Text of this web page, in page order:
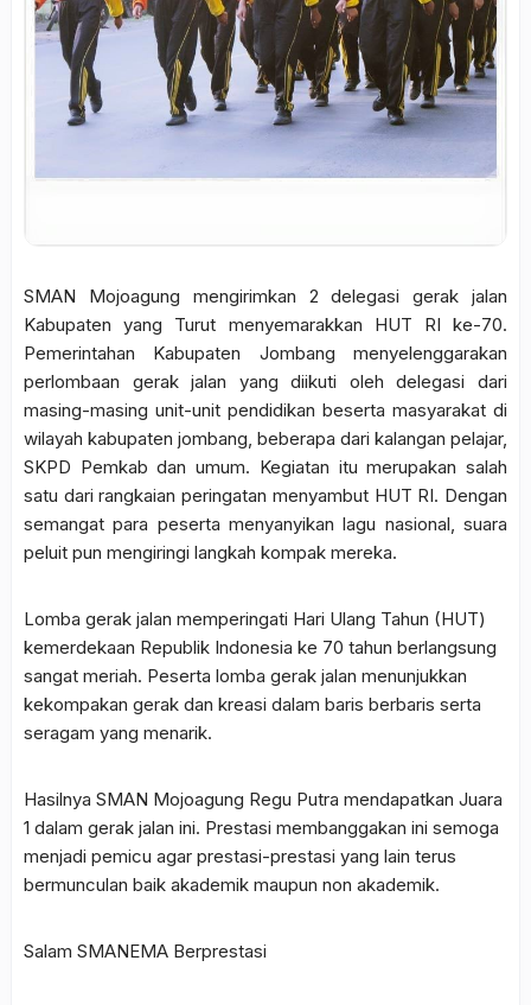
SMAN Mojoagung mengirimkan 2 delegasi gerak jalan
Kabupaten yang Turut menyemarakkan HUT RI ke-70.
Pemerintahan Kabupaten Jombang menyelenggarakan
perlombaan gerak jalan yang diikuti oleh delegasi dari
masing-masing unit-unit pendidikan beserta masyarakat di
wilayah kabupaten jombang, beberapa dari kalangan pelajar,
SKPD Pemkab dan umum. Kegiatan itu merupakan salah
satu dari rangkaian peringatan menyambut HUT RI. Dengan
semangat para peserta menyanyikan lagu nasional, suara
peluit pun mengiringi langkah kompak mereka.
Lomba gerak jalan memperingati Hari Ulang Tahun (HUT)
kemerdekaan Republik Indonesia ke 70 tahun berlangsung
sangat meriah. Peserta lomba gerak jalan menunjukkan
kekompakan gerak dan kreasi dalam baris berbaris serta
seragam yang menarik.
Hasilnya SMAN Mojoagung Regu Putra mendapatkan Juara
1 dalam gerak jalan ini. Prestasi membanggakan ini semoga
menjadi pemicu agar prestasi-prestasi yang lain terus
bermunculan baik akademik maupun non akademik.
Salam SMANEMA Berprestasi